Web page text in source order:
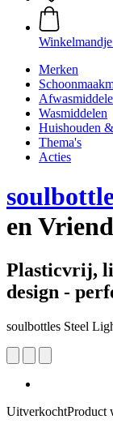
Winkelmandje
Merken
Wasmiddelen
Huishouden
Thema's
Acties
en
Plasticvrij,
design -
soulbottles Steel
UitverkochtProduct